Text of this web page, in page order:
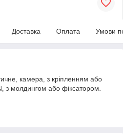
Доставка Оплата Умови
камера, з кріпленням або
з молдингом або фіксатором.